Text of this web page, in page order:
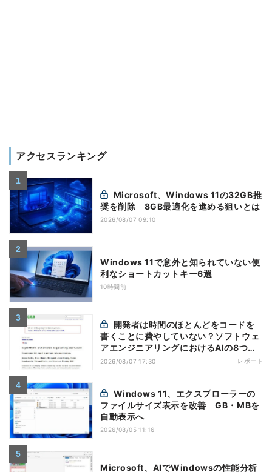
アクセスランキング
奨を削除 8GB最適化を進める狙いとは
2026/08/07 09:10
Windows 11で意外と知られていない便
利なショートカットキー6選
10時間前
書くことに費やしていない？ソフトウェ
アエンジニアリングにおけるAIの8つの
神話への賛否
2026/08/07 17:30 レポート
ファイルサイズ表示を改善 GB・MBを
自動表示へ
2026/08/05 11:16
Microsoft、AIでWindowsの性能分析